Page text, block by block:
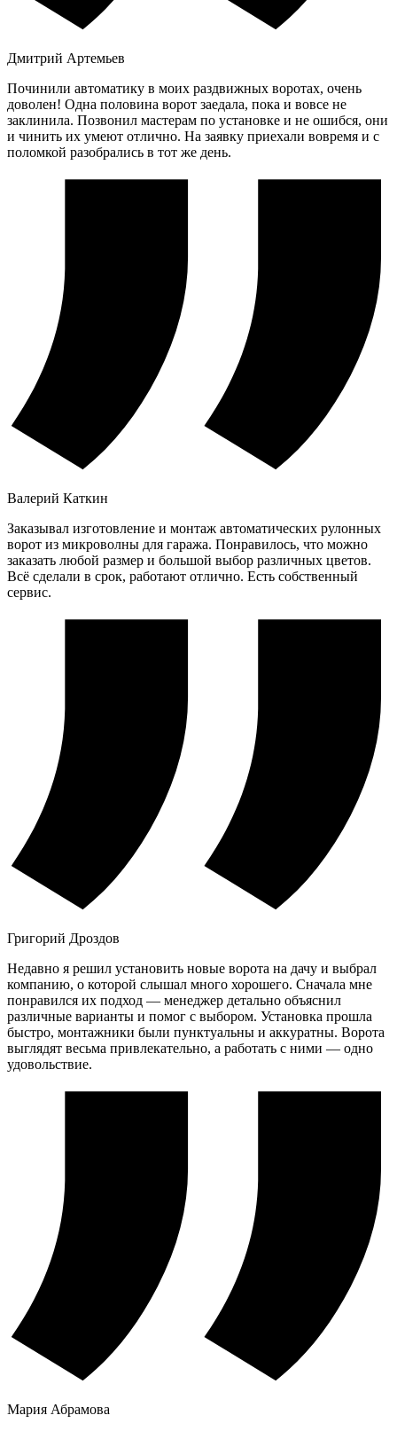
Дмитрий Артемьев
Починили автоматику в моих раздвижных воротах, очень
доволен! Одна половина ворот заедала, пока и вовсе не
заклинила. Позвонил мастерам по установке и не ошибся, они
и чинить их умеют отлично. На заявку приехали вовремя и с
поломкой разобрались в тот же день.
Валерий Каткин
Заказывал изготовление и монтаж автоматических рулонных
ворот из микроволны для гаража. Понравилось, что можно
заказать любой размер и большой выбор различных цветов.
Всё сделали в срок, работают отлично. Есть собственный
сервис.
Григорий Дроздов
Недавно я решил установить новые ворота на дачу и выбрал
компанию, о которой слышал много хорошего. Сначала мне
понравился их подход — менеджер детально объяснил
различные варианты и помог с выбором. Установка прошла
быстро, монтажники были пунктуальны и аккуратны. Ворота
выглядят весьма привлекательно, а работать с ними — одно
удовольствие.
Мария Абрамова